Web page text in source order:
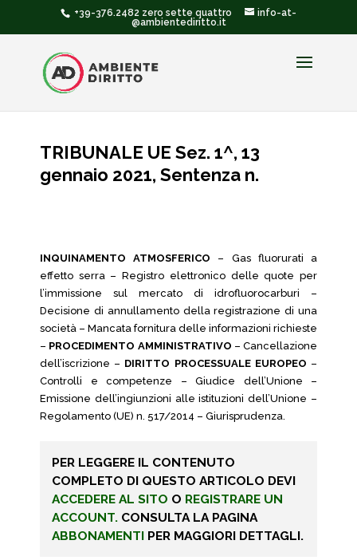
+39-376.2482 zero sette quattro
info-at-
@ambientediritto.it
TRIBUNALE UE Sez. 1^, 13
gennaio 2021, Sentenza n.
INQUINAMENTO ATMOSFERICO – Gas fluorurati a
effetto serra – Registro elettronico delle quote per
l’immissione sul mercato di idrofluorocarburi –
Decisione di annullamento della registrazione di una
società – Mancata fornitura delle informazioni richieste
– PROCEDIMENTO AMMINISTRATIVO – Cancellazione
dell’iscrizione – DIRITTO PROCESSUALE EUROPEO –
Controlli e competenze – Giudice dell’Unione –
Emissione dell’ingiunzioni alle istituzioni dell’Unione –
Regolamento (UE) n. 517/2014 – Giurisprudenza.
PER LEGGERE IL CONTENUTO
COMPLETO DI QUESTO ARTICOLO DEVI
ACCEDERE AL SITO O REGISTRARE UN
ACCOUNT. CONSULTA LA PAGINA
ABBONAMENTI PER MAGGIORI DETTAGLI.